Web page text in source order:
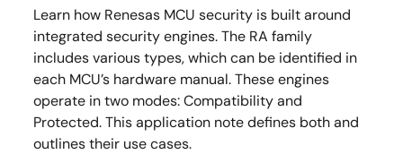
Learn how Renesas MCU security is built around
integrated security engines. The RA family
includes various types, which can be identified in
each MCU’s hardware manual. These engines
operate in two modes: Compatibility and
Protected. This application note defines both and
outlines their use cases.